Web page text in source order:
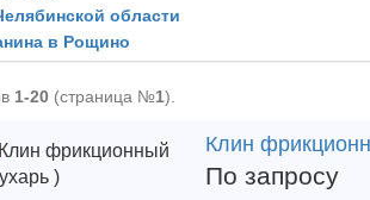
области
в Рощино
1-20 (страница №1).
Клин
По запросу